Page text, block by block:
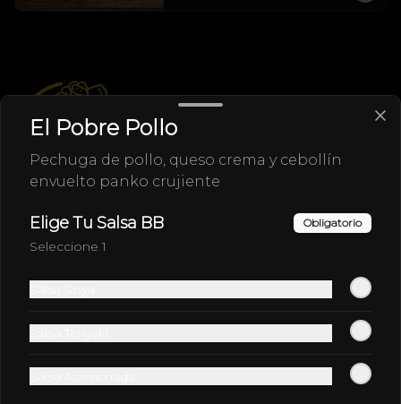
Conócenos
El Pobre Pollo
Pechuga de pollo, queso crema y cebollín
envuelto panko crujiente
Elige Tu Salsa BB Obligatorio
Seleccione 1